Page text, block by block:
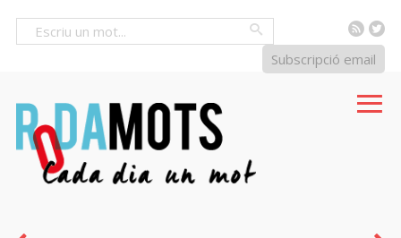
RSS
Subscripció email